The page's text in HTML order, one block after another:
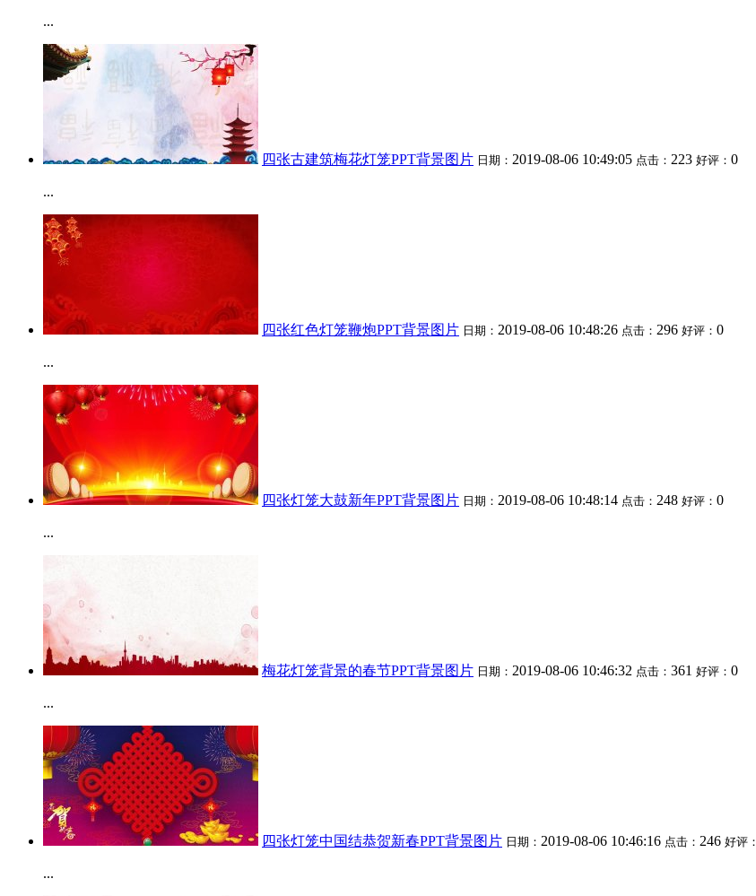
...
四张古建筑梅花灯笼PPT背景图片 日期： 2019-08-06 10:49:05 点击： 223 好评： 0
...
四张红色灯笼鞭炮PPT背景图片 日期： 2019-08-06 10:48:26 点击： 296 好评： 0
...
四张灯笼大鼓新年PPT背景图片 日期： 2019-08-06 10:48:14 点击： 248 好评： 0
...
梅花灯笼背景的春节PPT背景图片 日期： 2019-08-06 10:46:32 点击： 361 好评： 0
...
四张灯笼中国结恭贺新春PPT背景图片 日期： 2019-08-06 10:46:16 点击： 246 好评：
...